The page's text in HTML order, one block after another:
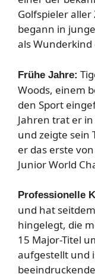
Golfspieler aller
begann in
als
Frühe Jahre:
Woods, einem
den Sport
Jahren trat er in
und zeigte sein
er das erste
Junior World
Professionelle
und hat
hingelegt, die
15 Major-Titel
aufgestellt und